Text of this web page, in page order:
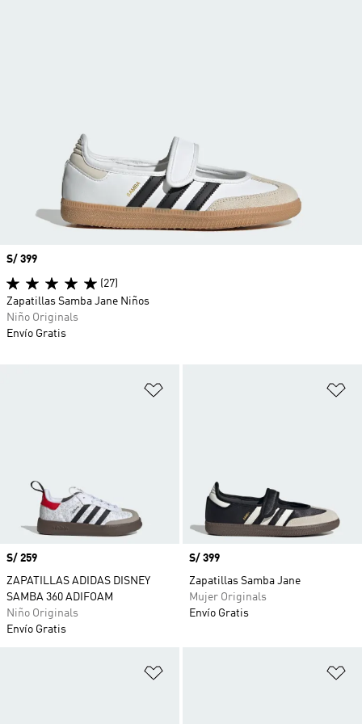
Precio
S/ 259
ZAPATILLAS ADIDAS DISNEY
SAMBA 360 ADIFOAM
Niño Originals
Envío Gratis
Precio
S/ 399
Zapatillas Samba Jane
Mujer Originals
Envío Gratis
Precio
S/ 399
(27)
Zapatillas Samba Jane Niños
Niño Originals
Envío Gratis